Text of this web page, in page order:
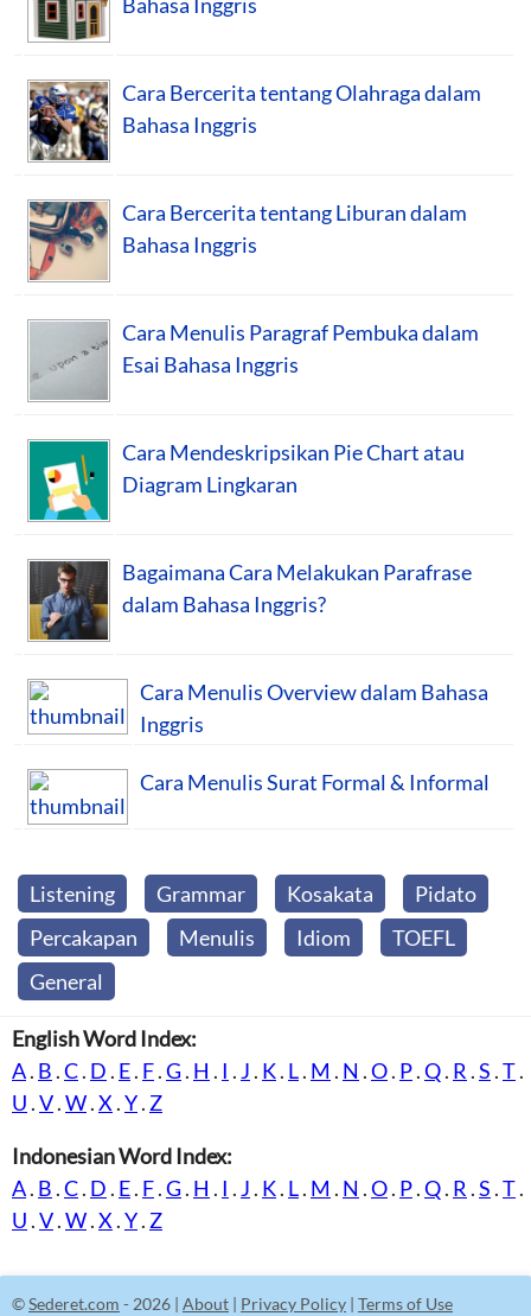
Cara Bercerita tentang Olahraga dalam
Bahasa Inggris
Cara Bercerita tentang Liburan dalam
Bahasa Inggris
Cara Menulis Paragraf Pembuka dalam
Esai Bahasa Inggris
Cara Mendeskripsikan Pie Chart atau
Diagram Lingkaran
Bagaimana Cara Melakukan Parafrase
dalam Bahasa Inggris?
Cara Menulis Overview dalam Bahasa
Inggris
Cara Menulis Surat Formal & Informal
Listening Grammar Kosakata
Pidato
Percakapan
Menulis Idiom
TOEFL
General
English Word Index:
A. B .C. D . E. F.G. H . I . J . K. L. M . N .O. P.Q. R .S .T.
U .V.W.X .Y. Z
Indonesian Word Index:
A. B .C. D . E. F.G. H . I . J . K. L. M . N .O. P.Q. R .S .T.
U .V.W.X .Y. Z
©Sederet.com - 2026 | About | Privacy Policy | Terms of Use